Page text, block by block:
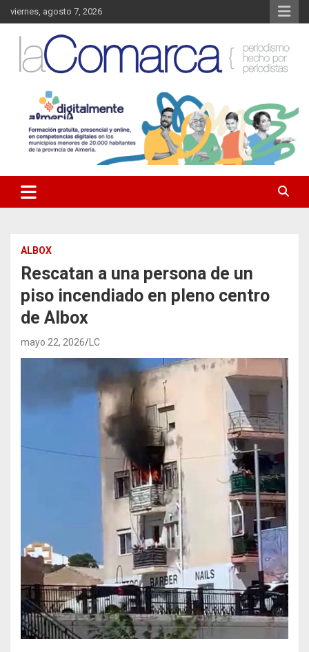
Saltar
al
contenido
viernes, agosto 7, 2026
La Comarca – Noticias del
Almanzora
Almanzora y sus localidades.
ALBOX
Rescatan a una persona de un
piso incendiado en pleno centro
de Albox
mayo 22, 2026 LC